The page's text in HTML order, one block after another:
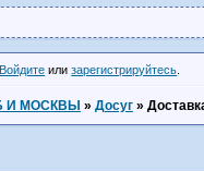
Войдите илизарегистрируйтесь
И МОСКВЫ » Досуг »